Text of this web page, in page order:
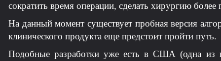
сократить время операции, сделать хирургию более
На данный момент существует пробная версия
клинического продукта еще предстоит пройти путь.
Подобные разработки уже есть в США (одна из